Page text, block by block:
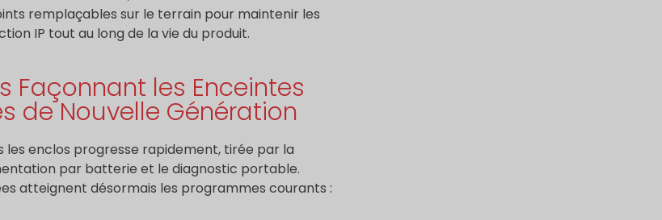
remplaçables sur le terrain pour maintenir les
IP tout au long de la vie du produit.
Façonnant les Enceintes
de Nouvelle Génération
les enclos progresse rapidement, tirée par la
par batterie et le diagnostic portable.
atteignent désormais les programmes courants :